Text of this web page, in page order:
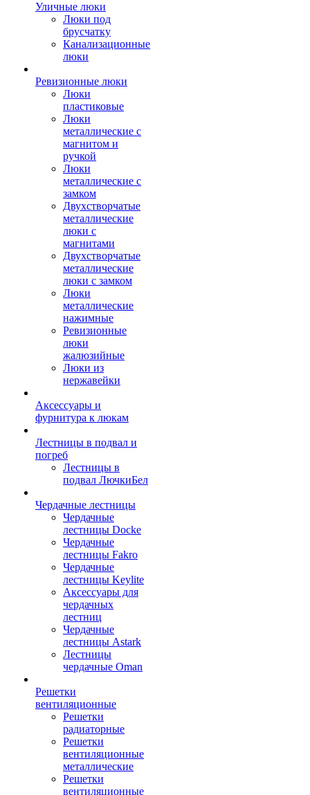
Уличные люки
Люки под
брусчатку
Канализационные
люки
Ревизионные люки
Люки
пластиковые
Люки
металлические с
магнитом и
ручкой
Люки
металлические с
замком
Двухстворчатые
металлические
люки с
магнитами
Двухстворчатые
металлические
люки с замком
Люки
металлические
нажимные
Ревизионные
люки
жалюзийные
Люки из
нержавейки
Аксессуары и
фурнитура к люкам
Лестницы в подвал и
погреб
Лестницы в
подвал ЛючкиБел
Чердачные лестницы
Чердачные
лестницы Docke
Чердачные
лестницы Fakro
Чердачные
лестницы Keylite
Аксессуары для
чердачных
лестниц
Чердачные
лестницы Astark
Лестницы
чердачные Oman
Решетки
вентиляционные
Решетки
радиаторные
Решетки
вентиляционные
металлические
Решетки
вентиляционные